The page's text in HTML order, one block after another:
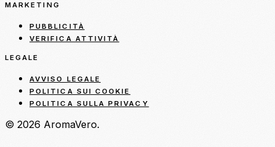
MARKETING
PUBBLICITÀ
VERIFICA ATTIVITÀ
LEGALE
AVVISO LEGALE
POLITICA SUI COOKIE
POLITICA SULLA PRIVACY
© 2026 AromaVero.